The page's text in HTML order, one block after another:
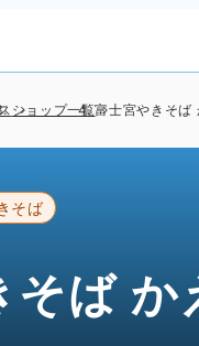
ショップ一覧富士宮やきそば
そば
そば か